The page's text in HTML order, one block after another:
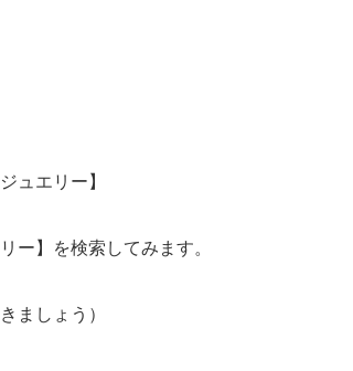
ュエリー】
ー】を検索してみます。
ましょう）